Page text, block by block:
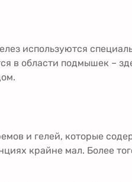
используются
в области подмышек –
и гелей, которые
крайне мал. Более